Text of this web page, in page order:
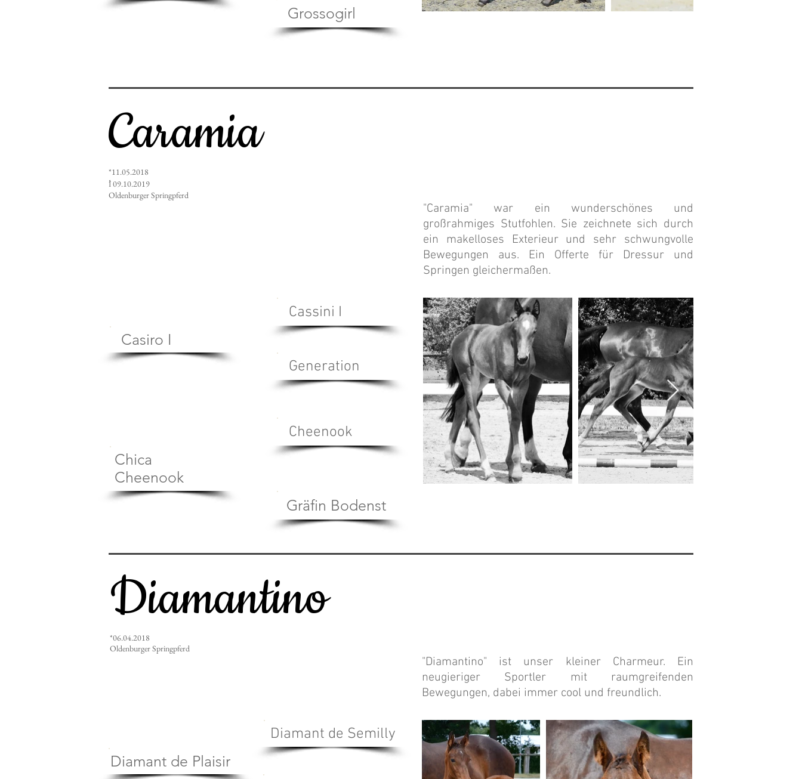
Grossogirl
Caramia
*11.05.2018
ꝉ09.10.2019
Oldenburger Springpferd
"Caramia" war ein wunderschönes und
großrahmiges Stutfohlen. Sie zeichnete sich durch
ein makelloses Exterieur und sehr schwungvolle
Bewegungen aus. Ein Offerte für Dressur und
Springen gleichermaßen.
Casiro I
Chica
Cheenook
Cassini I
Generation
Cheenook
Gräfin Bodenst
Diamantino
*06.04.2018
Oldenburger Springpferd
"Diamantino" ist unser kleiner Charmeur. Ein
neugieriger Sportler mit raumgreifenden
Bewegungen, dabei immer cool und freundlich.
Diamant de Plaisir
Diamant de Semilly